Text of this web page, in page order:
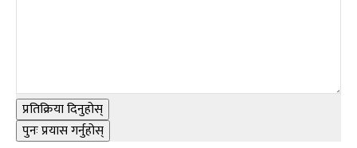
प्रतिक्रिया दिनुहोस्
पुनः प्रयास गर्नुहोस्